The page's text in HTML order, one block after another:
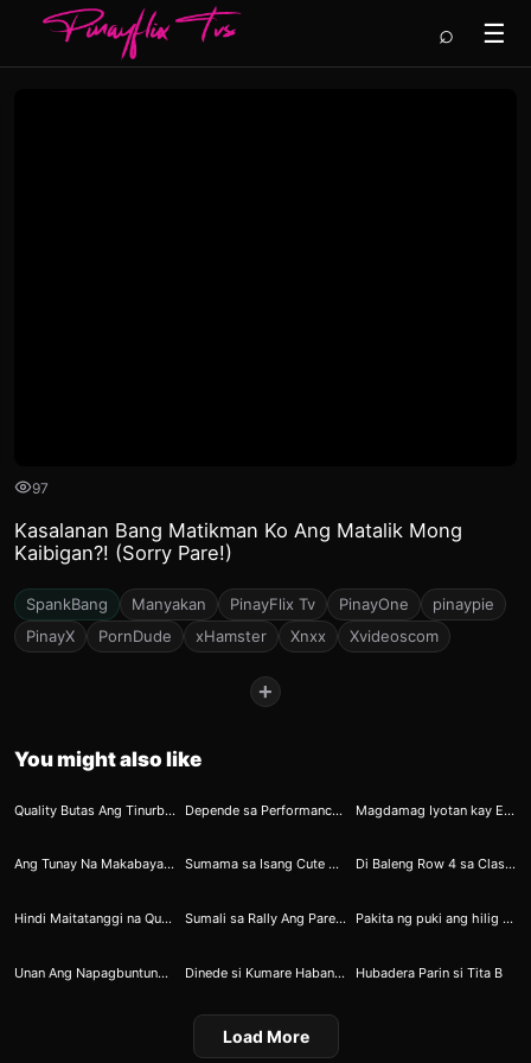
☰
⌕
97
Kasalanan Bang Matikman Ko Ang Matalik Mong
Kaibigan?! (Sorry Pare!)
SpankBang Manyakan PinayFlix Tv PinayOne
pinaypie
PinayX
PornDude xHamster Xnxx Xvideoscom
+
You might also like
21
Quality Butas Ang Tinurbo ni Kulas Depende sa Performance ni Solidad Ang Ibibigay na Allowance ni Sugar Dad Magdamag Iyotan kay EACakes
71
Ang Tunay Na Makabayan ay Hindi Pasisiil Ngunit Kakamutin Ang Kuntil 2
162
Sumama sa Isang Cute Guy Para Madiligan
172
Di Baleng Row 4 sa Classroom Paldo Naman Pag-uwi sa Bahay
180
Hindi Maitatanggi na Quality Ang Single Kong Auntie
185
Sumali sa Rally Ang Parents Kaya Agad Sumalakay si Rolly
205
Pakita ng puki ang hilig ni bestie
219
Unan Ang Napagbuntungan ng Kalibugan
240
Dinede si Kumare Habang Nasa Trabaho si Kumpare
277
Hubadera Parin si Tita B
Load More